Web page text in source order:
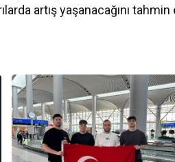
artış yaşanacağını